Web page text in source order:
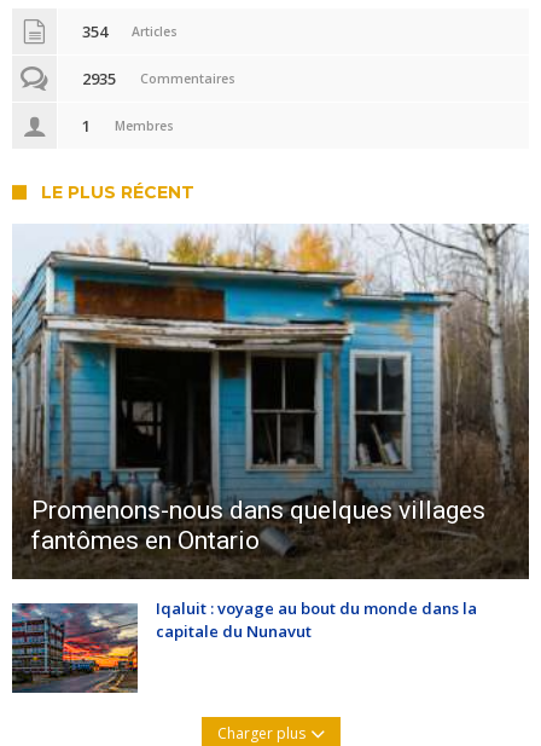
354 Articles
2935 Commentaires
1 Membres
LE PLUS RÉCENT
Promenons-nous dans quelques villages
fantômes en Ontario
Iqaluit : voyage au bout du monde dans la
capitale du Nunavut
Charger plus